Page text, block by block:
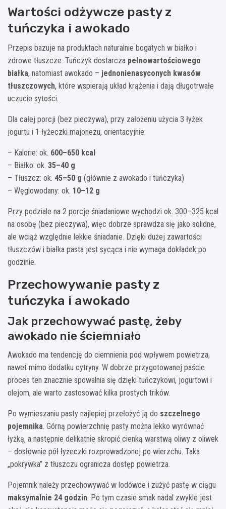
Wartości odżywcze pasty z
tuńczyka i awokado
Przepis bazuje na produktach naturalnie bogatych w białko i
zdrowe tłuszcze. Tuńczyk dostarcza pełnowartościowego
białka, natomiast awokado – jednonienasyconych kwasów
tłuszczowych, które wspierają układ krążenia i dają długotrwałe
uczucie sytości.
Dla całej porcji (bez pieczywa), przy założeniu użycia 3 łyżek
jogurtu i 1 łyżeczki majonezu, orientacyjnie:
– Kalorie: ok. 600–650 kcal
– Białko: ok. 35–40 g
– Tłuszcz: ok. 45–50 g (głównie z awokado i tuńczyka)
– Węglowodany: ok. 10–12 g
Przy podziale na 2 porcje śniadaniowe wychodzi ok. 300–325 kcal
na osobę (bez pieczywa), więc dobrze sprawdza się jako solidne,
ale wciąż względnie lekkie śniadanie. Dzięki dużej zawartości
tłuszczów i białka pasta jest sycąca i nie wymaga dokładek po
godzinie.
Przechowywanie pasty z
tuńczyka i awokado
Jak przechowywać pastę, żeby
awokado nie ściemniało
Awokado ma tendencję do ciemnienia pod wpływem powietrza,
nawet mimo dodatku cytryny. W dobrze przygotowanej paście
proces ten znacznie spowalnia się dzięki tuńczykowi, jogurtowi i
olejom, ale warto zastosować kilka prostych trików.
Po wymieszaniu pasty najlepiej przełożyć ją do szczelnego
pojemnika. Górną powierzchnię pasty można lekko wyrównać
łyżką, a następnie delikatnie skropić cienką warstwą oliwy z oliwek
– dosłownie pół łyżeczki rozprowadzonej po wierzchu. Taka
„pokrywka” z tłuszczu ogranicza dostęp powietrza.
Pojemnik należy przechowywać w lodówce i zużyć pastę w ciągu
maksymalnie 24 godzin. Po tym czasie smak nadal zwykle jest